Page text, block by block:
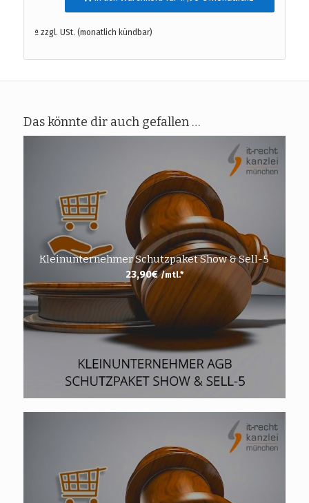
ª zzgl. USt. (monatlich kündbar)
Das könnte dir auch gefallen …
Kleinunternehmer Schutzpaket Show & Sell-5
23,90€ /mtl.*